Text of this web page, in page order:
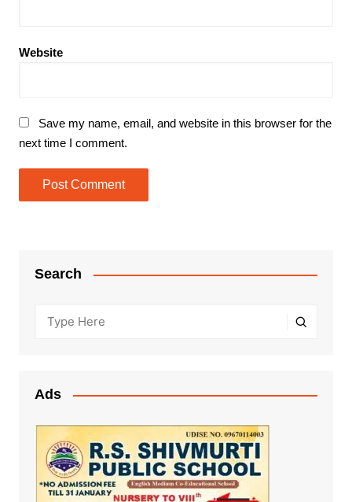
Website
Save my name, email, and website in this browser for the
next time I comment.
Search
Ads